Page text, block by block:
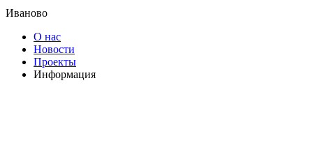
Иваново
О нас
Новости
Проекты
Информация